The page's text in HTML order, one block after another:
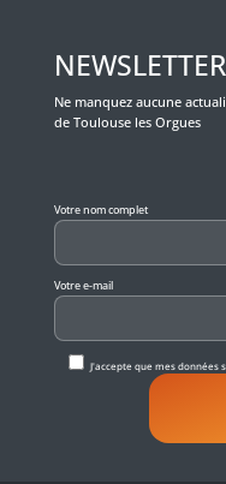
NEWSLETTER
Ne manquez aucune
de Toulouse les Orgues
Votre nom complet
Votre e-mail
J'accepte que mes données